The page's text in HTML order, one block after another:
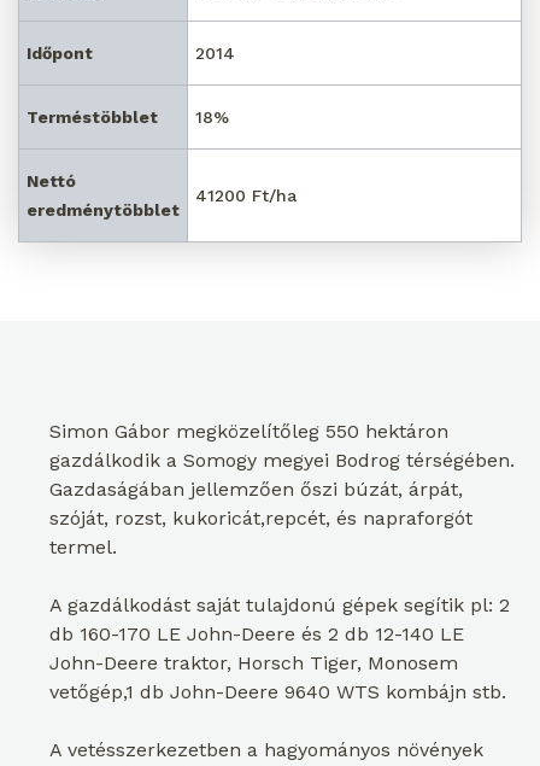
Időpont 2014
Terméstöbblet 18%
Nettó
eredménytöbblet
41200 Ft/ha
Simon Gábor megközelítőleg 550 hektáron
gazdálkodik a Somogy megyei Bodrog térségében.
Gazdaságában jellemzően őszi búzát, árpát,
szóját, rozst, kukoricát,repcét, és napraforgót
termel.
A gazdálkodást saját tulajdonú gépek segítik pl: 2
db 160-170 LE John-Deere és 2 db 12-140 LE
John-Deere traktor, Horsch Tiger, Monosem
vetőgép,1 db John-Deere 9640 WTS kombájn stb.
A vetésszerkezetben a hagyományos növények